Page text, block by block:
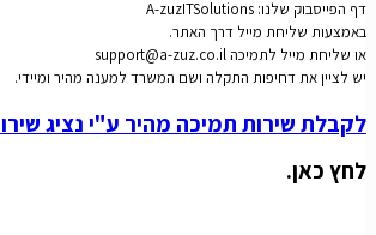
דף הפייסבוק שלנו: A-zuzITSolutions
באמצעות שליחת מייל דרך האתר.
או שליחת מייל לתמיכה support@a-zuz.co.il
יש לציין את דחיפות התקלה ושם המשרד למענה מהיר ומיידי.
לקבלת שירות תמיכה מהיר ע"י נציג
לחץ כאן.